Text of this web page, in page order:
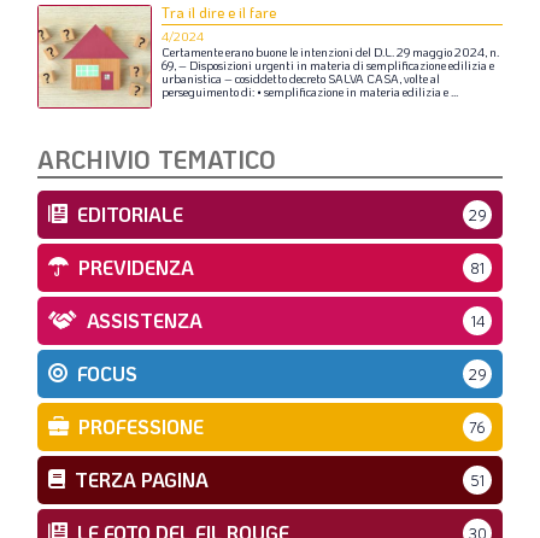
Tra il dire e il fare
4/2024
Certamenteerano buone leintenzioni del D.L. 29 maggio2024, n.
69, – Disposizioni urgenti in materia di semplificazioneedilizia e
urbanistica –cosiddettodecreto SALVA CASA, volteal
perseguimentodi: • semplificazionein materia edilizia e
ARCHIVIO TEMATICO
EDITORIALE 29
PREVIDENZA 81
ASSISTENZA 14
FOCUS 29
PROFESSIONE 76
TERZA PAGINA 51
LE FOTO DEL FIL ROUGE 30